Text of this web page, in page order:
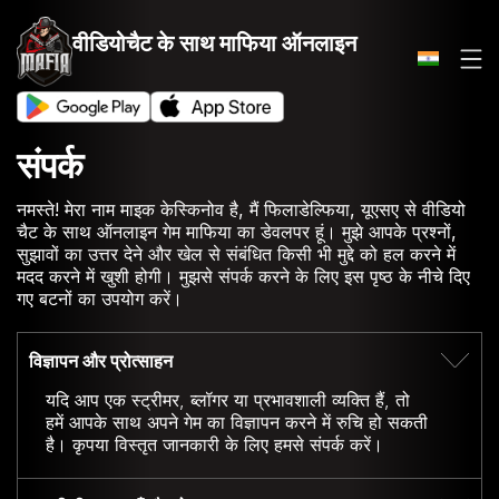
वीडियोचैट के साथमाफिया ऑनलाइन
संपर्क
नमस्ते! मेरा नाम माइक केस्किनोव है, मैं फिलाडेल्फिया, यूएसए से वीडियो
चैट के साथ ऑनलाइन गेम माफिया का डेवलपर हूं। मुझे आपके प्रश्नों,
सुझावों का उत्तर देने और खेल से संबंधित किसी भी मुद्दे को हल करने में
मदद करने में खुशी होगी। मुझसे संपर्क करने के लिए इस पृष्ठ के नीचे दिए
गए बटनों का उपयोग करें।
विज्ञापन और प्रोत्साहन
यदि आप एक स्ट्रीमर, ब्लॉगर या प्रभावशाली व्यक्ति हैं, तो
हमें आपके साथ अपने गेम का विज्ञापन करने में रुचि हो सकती
है। कृपया विस्तृत जानकारी के लिए हमसे संपर्क करें।